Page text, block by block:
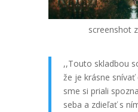
screenshot
,,Touto skladbou
že je krásne
sme si priali
seba a zdieľať s